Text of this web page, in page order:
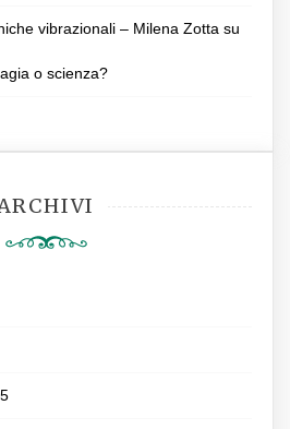
vibrazionali – Milena Zotta su
o scienza?